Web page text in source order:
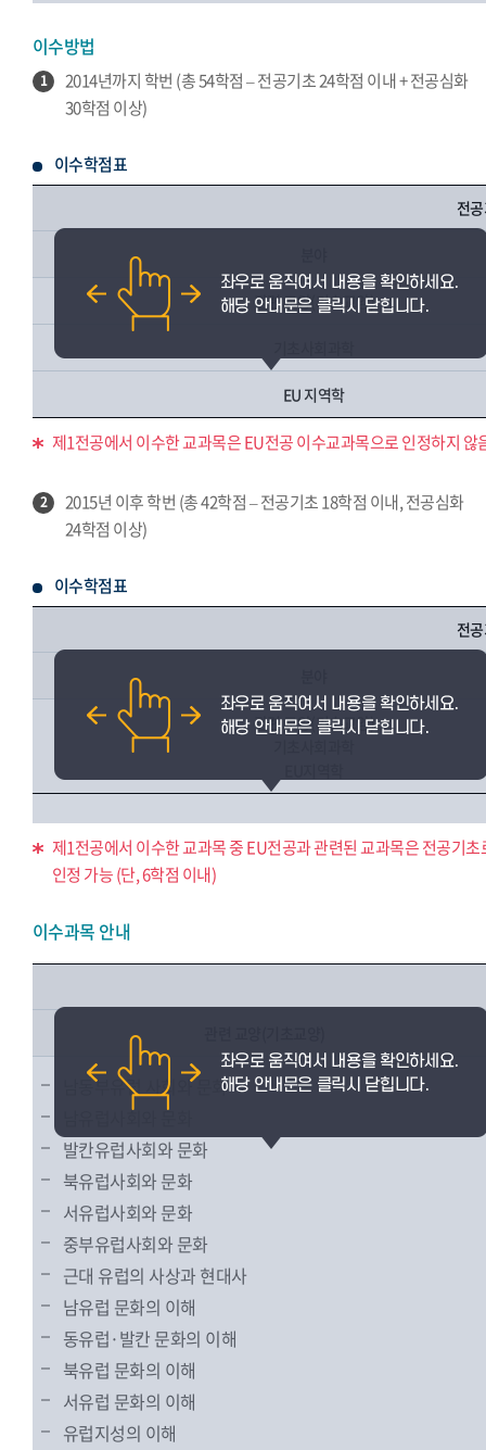
이수방법
1
2014년까지 학번 (총 54학점 – 전공기초 24학점 이내 + 전공심화
30학점 이상)
이수학점표
전
관련 교양(기초교양)
EU 지역학
제1전공에서 이수한 교과목은 EU전공 이수교과목으로 인정하지 않
2
2015년 이후 학번 (총 42학점 – 전공기초 18학점 이내, 전공심화
24학점 이상)
이수학점표
전
관련 교양(기초교양)
제1전공에서 이수한 교과목 중 EU전공과 관련된 교과목은 전공기초
인정 가능 (단, 6학점 이내)
이수과목 안내
남동부유럽 사회와 문화
남유럽사회와 문화
발칸유럽사회와 문화
북유럽사회와 문화
서유럽사회와 문화
중부유럽사회와 문화
근대 유럽의 사상과 현대사
남유럽 문화의 이해
동유럽·발칸 문화의 이해
북유럽 문화의 이해
서유럽 문화의 이해
유럽지성의 이해